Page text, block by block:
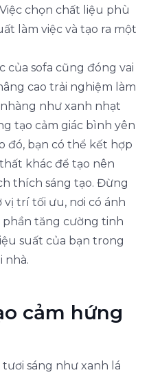
chọn chất liệu phù
làm việc và tạo ra một
của sofa cũng đóng vai
cao trải nghiệm làm
như xanh nhạt
tạo cảm giác bình yên
đó, bạn có thể kết hợp
khác để tạo nên
thích sáng tạo. Đừng
trí tối ưu, nơi có ánh
phần tăng cường tinh
suất của bạn trong
nhà.
cảm hứng
sáng như xanh lá